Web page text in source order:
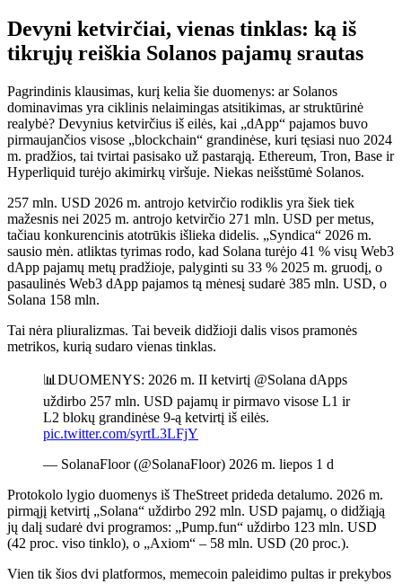
Devyni ketvirčiai, vienas tinklas: ką iš
tikrųjų reiškia Solanos pajamų srautas
Pagrindinis klausimas, kurį kelia šie duomenys: ar Solanos
dominavimas yra ciklinis nelaimingas atsitikimas, ar struktūrinė
realybė? Devynius ketvirčius iš eilės, kai „dApp“ pajamos buvo
pirmaujančios visose „blockchain“ grandinėse, kuri tęsiasi nuo 2024
m. pradžios, tai tvirtai pasisako už pastarąją. Ethereum, Tron, Base ir
Hyperliquid turėjo akimirkų viršuje. Niekas neišstūmė Solanos.
257 mln. USD 2026 m. antrojo ketvirčio rodiklis yra šiek tiek
mažesnis nei 2025 m. antrojo ketvirčio 271 mln. USD per metus,
tačiau konkurencinis atotrūkis išlieka didelis. „Syndica“ 2026 m.
sausio mėn. atliktas tyrimas rodo, kad Solana turėjo 41 % visų Web3
dApp pajamų metų pradžioje, palyginti su 33 % 2025 m. gruodį, o
pasaulinės Web3 dApp pajamos tą mėnesį sudarė 385 mln. USD, o
Solana 158 mln.
Tai nėra pliuralizmas. Tai beveik didžioji dalis visos pramonės
metrikos, kurią sudaro vienas tinklas.
📊DUOMENYS: 2026 m. II ketvirtį @Solana dApps
uždirbo 257 mln. USD pajamų ir pirmavo visose L1 ir
L2 blokų grandinėse 9-ą ketvirtį iš eilės.
pic.twitter.com/syrtL3LFjY
— SolanaFloor (@SolanaFloor) 2026 m. liepos 1 d
Protokolo lygio duomenys iš TheStreet prideda detalumo. 2026 m.
pirmąjį ketvirtį „Solana“ uždirbo 292 mln. USD pajamų, o didžiąją
jų dalį sudarė dvi programos: „Pump.fun“ uždirbo 123 mln. USD
(42 proc. viso tinklo), o „Axiom“ – 58 mln. USD (20 proc.).
Vien tik šios dvi platformos, memecoin paleidimo pultas ir prekybos